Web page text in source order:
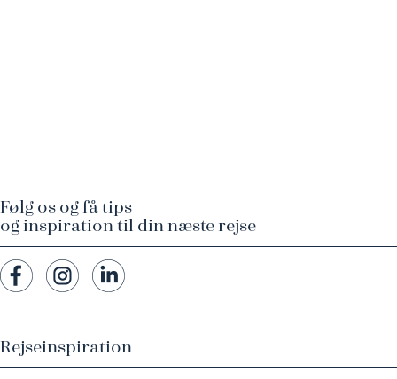
Rejseinspiration
Følg os og få tips
og inspiration til din næste rejse